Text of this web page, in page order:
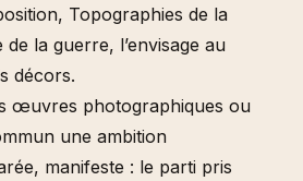
Topographies de la
la guerre, l’envisage au
décors.
œuvres photographiques ou
une ambition
manifeste : le parti pris